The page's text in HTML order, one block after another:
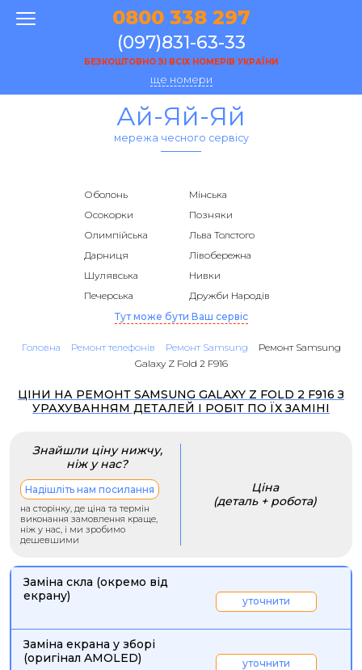
0800 338 297
(097)831-63-33
БЕЗКОШТОВНО ЗІ ВСІХ НОМЕРІВ УКРАЇНИ
ще номери
Ай-Яй-Яй
мережа чесного сервісу
Оболонь
Мінська
Осокорки
Позняки
Олимпійська
Льва Толстого
Дарниця
Лівобережна
Шулявська
Нивки
Печерська
Дружби Народів
Тут може бути Ваш сервіс
Головна Ремонт телефонів Ремонт Samsung
Ремонт Samsung
Galaxy Z Fold 2 F916
ЦІНИ НА РЕМОНТ SAMSUNG GALAXY Z FOLD 2 F916 З
УРАХУВАННЯМ ДЕТАЛЕЙ І РОБІТ ПО ЇХ ЗАМІНІ
Знайшли ціну нижчу,
ніж у нас?
Надішліть нам посилання
на сторінку, де ціна та термін
виконання замовлення краще,
ніж у нас, і ми зробимо
дешевшими
Ціна
(деталь + робота)
Заміна скла (окремо від
екрану)
уточнити
Заміна екрана у зборі
(оригінал AMOLED)
уточнити